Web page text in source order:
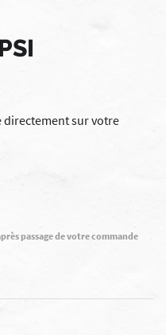
directement sur votre
passage de votre commande